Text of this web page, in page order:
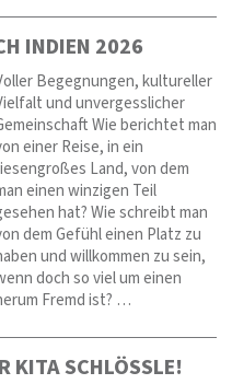
INDIEN 2026
Begegnungen, kultureller
und unvergesslicher
Wie berichtet man
einer Reise, in ein
Land, von dem
einen winzigen Teil
hat? Wie schreibt man
dem Gefühl einen Platz zu
und willkommen zu sein,
doch so viel um einen
Fremd ist? …
KITA SCHLÖSSLE!